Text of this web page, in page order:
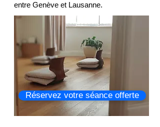
entre Genève et Lausanne.
Réservez votre séance offerte